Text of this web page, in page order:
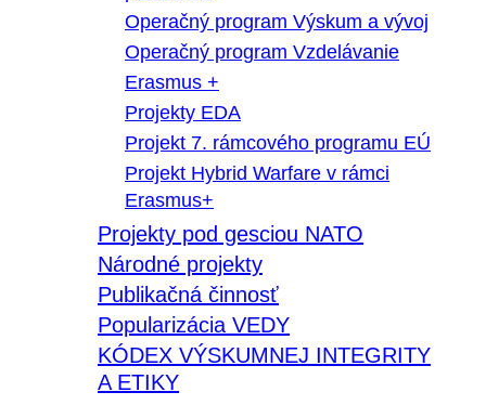
Operačný program Výskum a vývoj
Operačný program Vzdelávanie
Erasmus +
Projekty EDA
Projekt 7. rámcového programu EÚ
Projekt Hybrid Warfare v rámci
Erasmus+
Projekty pod gesciou NATO
Národné projekty
Publikačná činnosť
Popularizácia VEDY
KÓDEX VÝSKUMNEJ INTEGRITY
A ETIKY